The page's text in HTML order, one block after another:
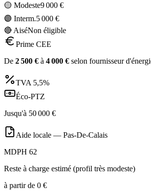
🟡 Modeste9 000 €
🟣 Interm.5 000 €
🔴 AiséNon éligible
Prime CEE
De 2 500 € à 4 000 € selon fournisseur
TVA 5,5%
Éco-PTZ
Jusqu'à 50 000 €
Aide locale — Pas-De-Calais
MDPH 62
Reste à charge estimé (profil très modeste)
à partir de 0 €